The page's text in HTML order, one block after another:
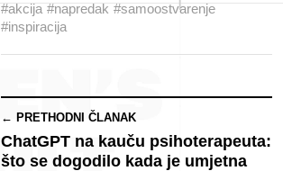
#akcija #napredak #samoostvarenje
#inspiracija
← PRETHODNI ČLANAK
ChatGPT na kauču psihoterapeuta:
što se dogodilo kada je umjetna